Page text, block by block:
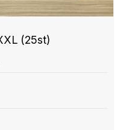
(25st)